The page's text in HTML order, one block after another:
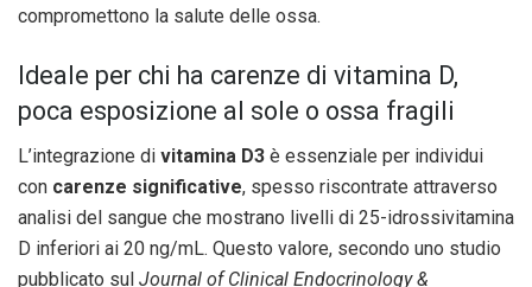
compromettono la salute delle ossa.
Ideale per chi ha carenze di vitamina D,
poca esposizione al sole o ossa fragili
L’integrazione di vitamina D3 è essenziale per individui
con carenze significative, spesso riscontrate attraverso
analisi del sangue che mostrano livelli di 25-idrossivitamina
D inferiori ai 20 ng/mL. Questo valore, secondo uno studio
pubblicato sul Journal of Clinical Endocrinology &